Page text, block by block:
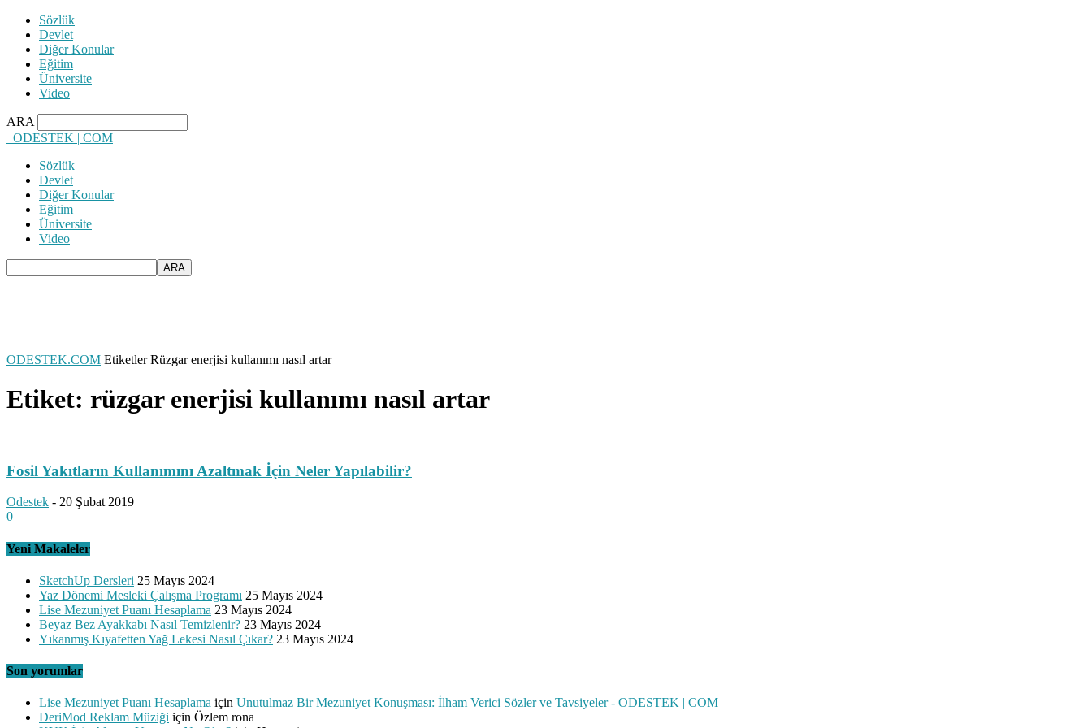
Sözlük
Devlet
Diğer Konular
Eğitim
Üniversite
Video
ARA
ODESTEK | COM
Sözlük
Devlet
Diğer Konular
Eğitim
Üniversite
Video
ODESTEK.COM Etiketler Rüzgar enerjisi kullanımı nasıl artar
Etiket: rüzgar enerjisi kullanımı nasıl artar
Fosil Yakıtların Kullanımını Azaltmak İçin Neler Yapılabilir?
Odestek - 20 Şubat 2019
0
Yeni Makaleler
SketchUp Dersleri 25 Mayıs 2024
Yaz Dönemi Mesleki Çalışma Programı 25 Mayıs 2024
Lise Mezuniyet Puanı Hesaplama 23 Mayıs 2024
Beyaz Bez Ayakkabı Nasıl Temizlenir? 23 Mayıs 2024
Yıkanmış Kıyafetten Yağ Lekesi Nasıl Çıkar? 23 Mayıs 2024
Son yorumlar
Lise Mezuniyet Puanı Hesaplama için Unutulmaz Bir Mezuniyet Konuşması: İlham Verici Sözler ve Tavsiyeler - ODESTEK | COM
DeriMod Reklam Müziği için Özlem rona